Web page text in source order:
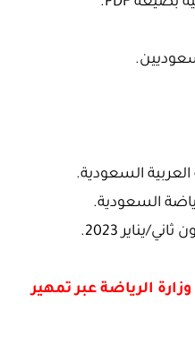
السعودية.
السعودية.
الرياضة عبر تمهير